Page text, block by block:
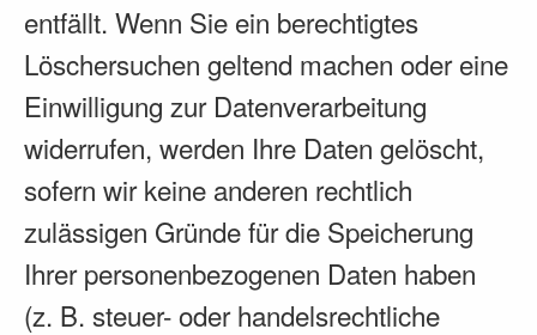
entfällt. Wenn Sie ein berechtigtes
Löschersuchen geltend machen oder eine
Einwilligung zur Datenverarbeitung
widerrufen, werden Ihre Daten gelöscht,
sofern wir keine anderen rechtlich
zulässigen Gründe für die Speicherung
Ihrer personenbezogenen Daten haben
(z. B. steuer- oder handelsrechtliche